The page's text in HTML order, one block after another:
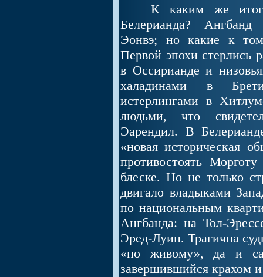
К каким же
Белерианда?
Эонвэ; но какие к
Первой эпохи стерлись
в Оссирианде и
халадинами в
истерлингами в
людьми, что
Эарендил. В
«новая историческая
противостоять
блеске. Но не только
двигало владыками
по национальным
Ангбанда: на Тол-
Эред-Луин. Трагична
«по живому», да и
завершившийся крахом